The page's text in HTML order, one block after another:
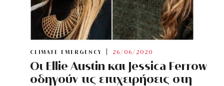
CLIMATE EMERGENCY 26/06/2020
Oι Ellie Austin και Jessica Ferrow
οδηγούν τις επιχειρήσεις στη